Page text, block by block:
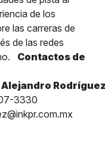
de los
las carreras de
de las redes
Contactos de
Alejandro
3330